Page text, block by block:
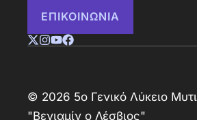
ΕΠΙΚΟΙΝΩΝΙΑ
© 2026 5ο Γενικό Λύκειο
"Βενιαμίν ο Λέσβιος"